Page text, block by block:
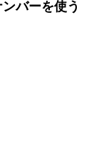
バーを使う